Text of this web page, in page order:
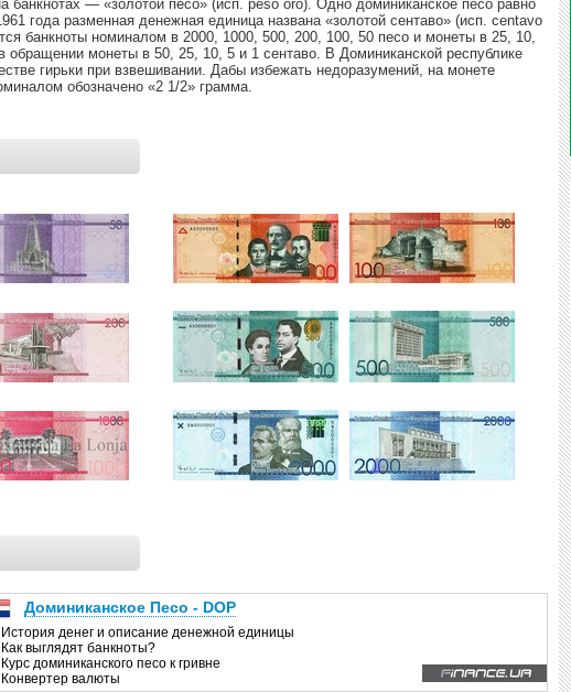
КУРСЫ МЕТАЛЛОВ
КРЕДИТАМ
РЕЙТИНГ ДЕБЕТОВЫХ КАРТ
ЕЖЕМЕСЯЧНЫЙ ОБЗОР
КЕШБЭКА
НЕСЧАСТНЫХ СЛУЧАЕВ
ПУТЕВОДИТЕЛИ ПО
СТРАХОВАНИЮ
ВСЕ СТРАХОВЫЕ ПОЛИСЫ
СТРАХОВЫЕ КОМПАНИИ
ОТЗЫВЫ О СТРАХОВЫХ
КОМПАНИЯХ
ДОСТАВКА И ОПЛАТА
КОНТАКТЫ
банкнотах — «золотой песо» (исп. peso oro). Одно доминиканское песо равно
года разменная денежная единица названа «золотой сентаво» (исп. centavo
банкноты номиналом в 2000, 1000, 500, 200, 100, 50 песо и монеты в 25, 10,
обращении монеты в 50, 25, 10, 5 и 1 сентаво. В Доминиканской республике
гирьки при взвешивании. Дабы избежать недоразумений, на монете
обозначено «2 1/2» грамма.